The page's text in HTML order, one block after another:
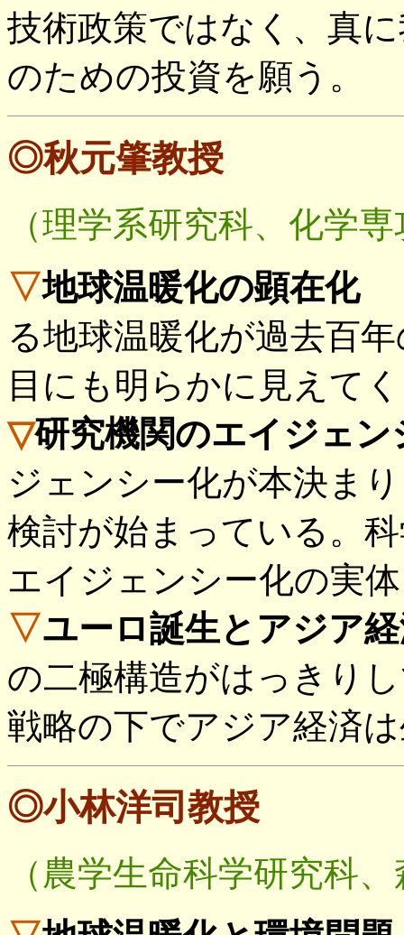
技術政策ではなく、真
のための投資を願う。
◎秋元肇教授
（理学系研究科、化学
▽地球温暖化の顕在化
る地球温暖化が過去百
目にも明らかに見えて
▽研究機関のエイジェン
ジェンシー化が本決ま
検討が始まっている。
エイジェンシー化の実
▽ユーロ誕生とアジア
の二極構造がはっきり
戦略の下でアジア経済
◎小林洋司教授
（農学生命科学研究科